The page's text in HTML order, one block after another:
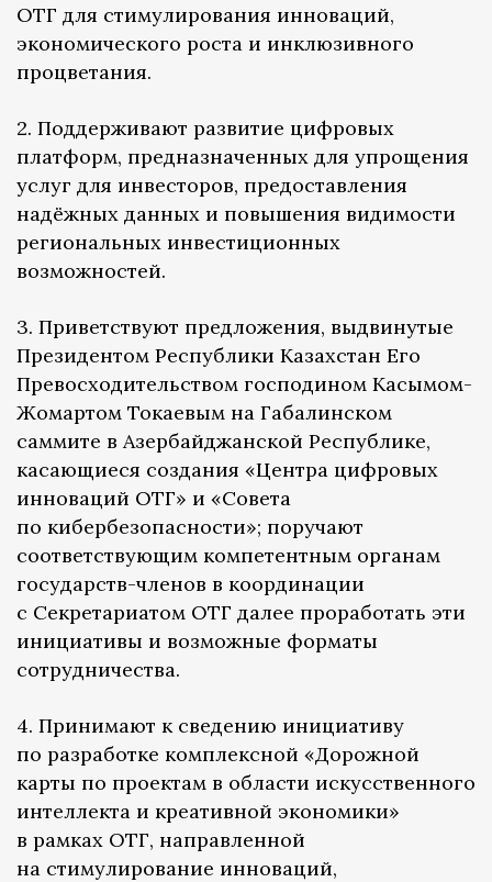
ОТГ для стимулирования инноваций,
экономического роста и инклюзивного
процветания.
2. Поддерживают развитие цифровых
платформ, предназначенных для упрощения
услуг для инвесторов, предоставления
надёжных данных и повышения видимости
региональных инвестиционных
возможностей.
3. Приветствуют предложения, выдвинутые
Президентом Республики Казахстан Его
Превосходительством господином Касымом-
Жомартом Токаевым на Габалинском
саммите в Азербайджанской Республике,
касающиеся создания «Центра цифровых
инноваций ОТГ» и «Совета
по кибербезопасности»; поручают
соответствующим компетентным органам
государств-членов в координации
с Секретариатом ОТГ далее проработать эти
инициативы и возможные форматы
сотрудничества.
4. Принимают к сведению инициативу
по разработке комплексной «Дорожной
карты по проектам в области искусственного
интеллекта и креативной экономики»
в рамках ОТГ, направленной
на стимулирование инноваций,